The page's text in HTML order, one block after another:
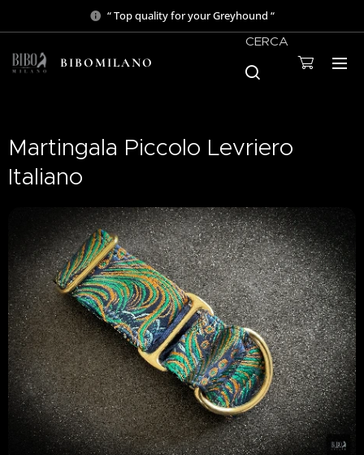
“ Top quality for your Greyhound “
BIBOMILANO
CERCA
Martingala Piccolo Levriero
Italiano